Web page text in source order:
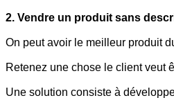
2. Vendre un produit sans
On peut avoir le meilleur produit
Retenez une chose le client veut
Une solution consiste à